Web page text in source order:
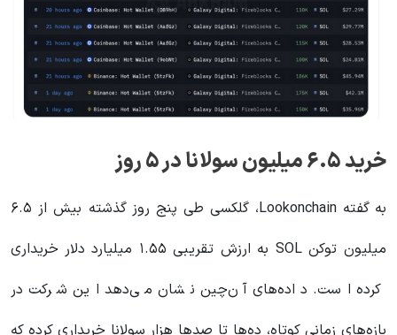
خرید ۶.۵ میلیون سولانا در ۵ روز
به گفته Lookonchain، گلکسی طی پنج روز گذشته بیش از ۶.۵
میلیون توکن SOL به ارزش تقریبی ۱.۵۵ میلیارد دلار خریداری
کرده است. داده‌های آن‌چین نشان می‌دهد این شرکت در